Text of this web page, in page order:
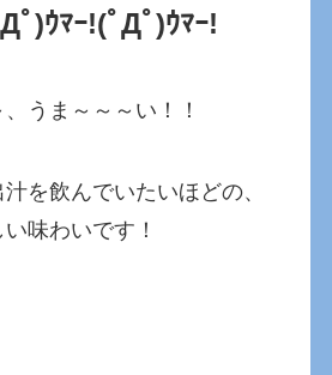
ﾟ)ｳﾏｰ!(ﾟДﾟ)ｳﾏｰ!
うま～～～い！！
を飲んでいたいほどの、
味わいです！